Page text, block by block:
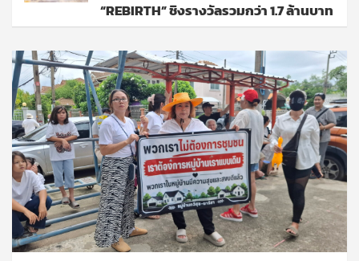
“REBIRTH” ชิงรางวัลรวมกว่า 1.7 ล้านบาท